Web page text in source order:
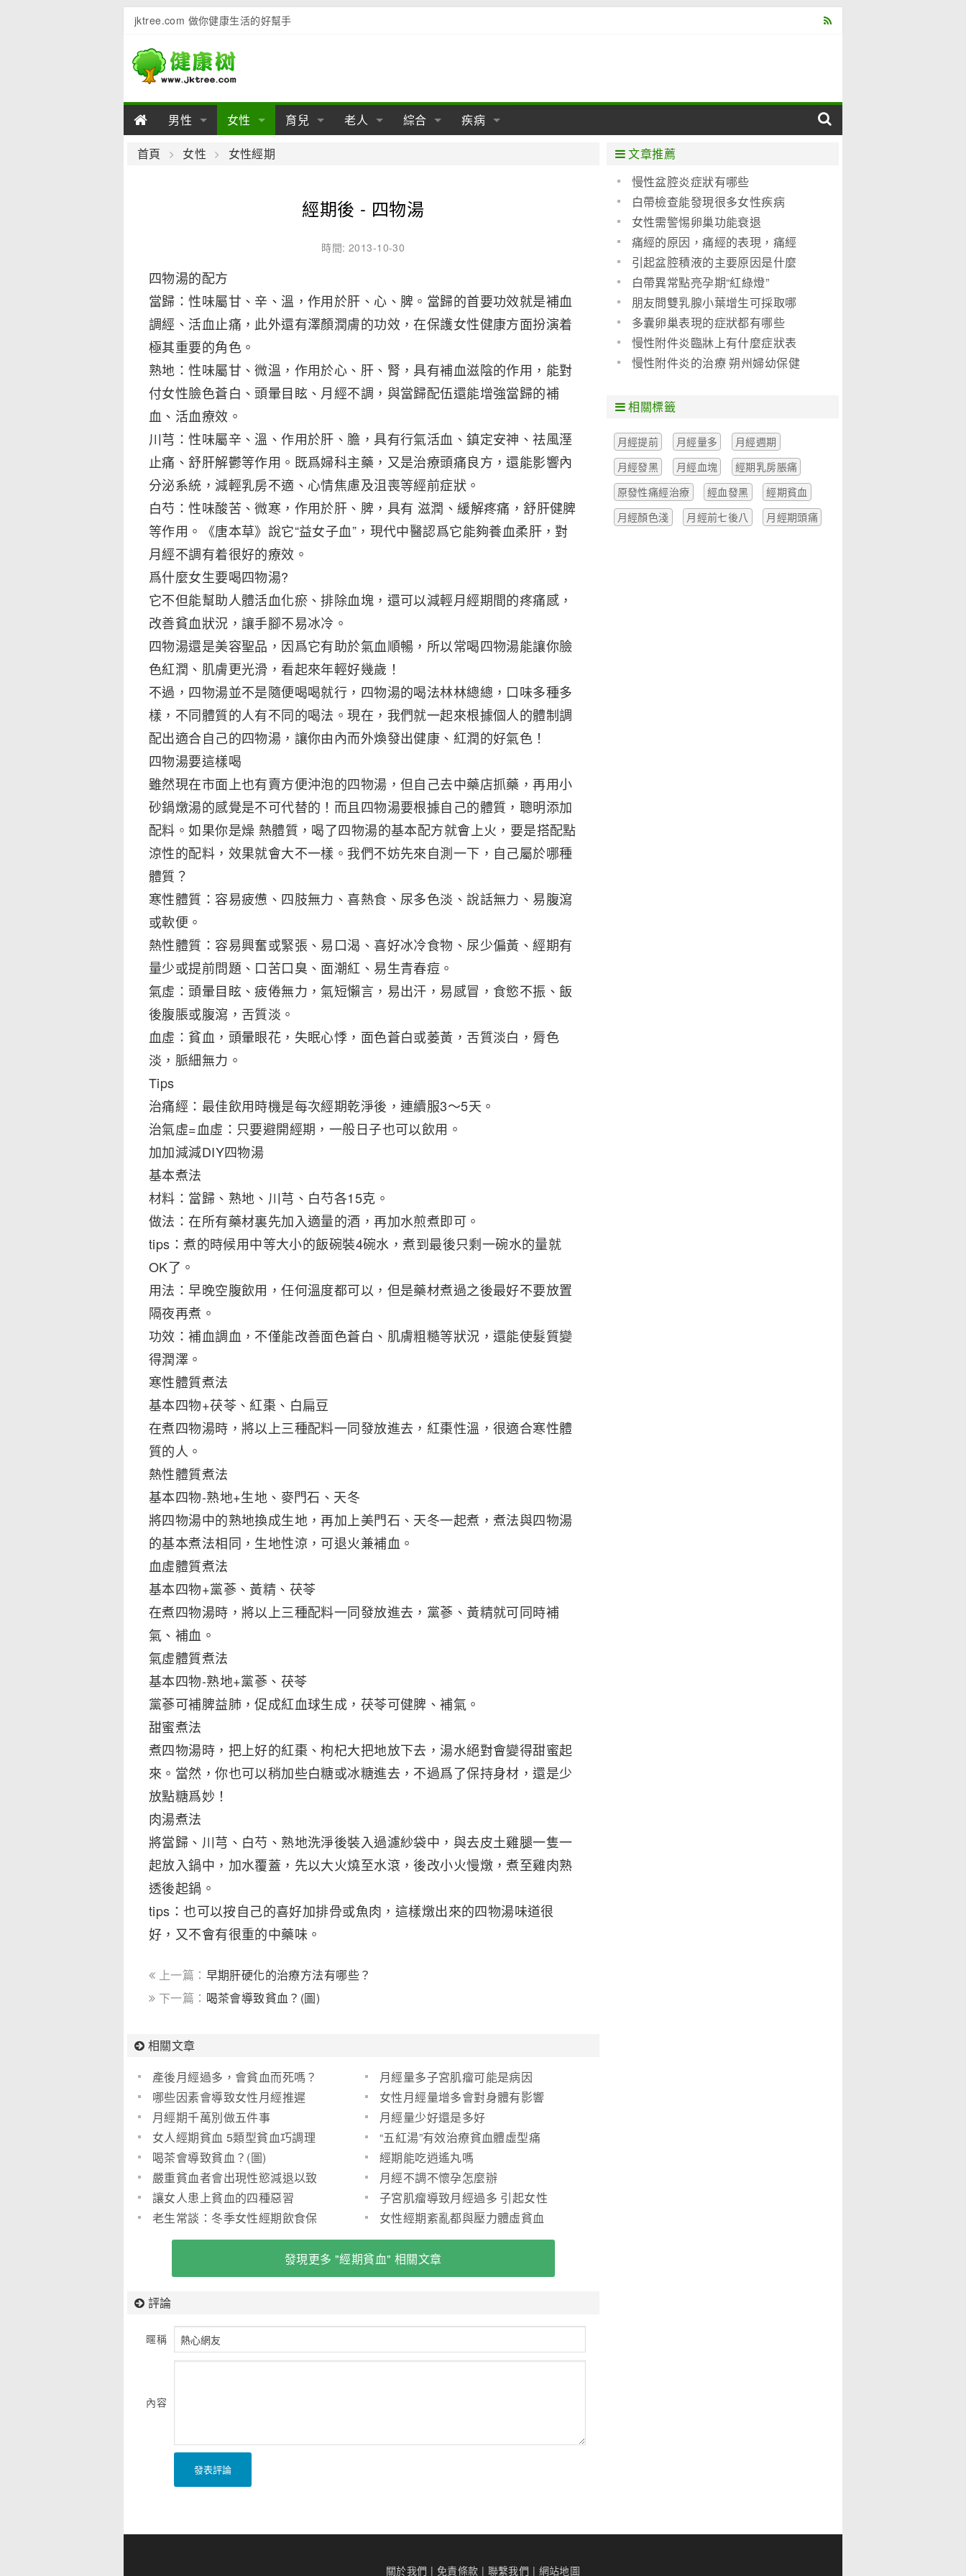
jktree.com 做你健康生活的好幫手
男性
男性陽痿
男性早泄
男性疾病
女性
女性乳房
女性生理 女性疾病
育兒
幼兒期
學前期 母嬰用品
老人
老人用品
老人護理
綜合
亞健康
疾病
肝病
泌尿科
心血管
口腔科
內科
首頁 女性 女性經期
經期後 - 四物湯
時間: 2013-10-30
四物湯的配方
當歸：性味屬甘、辛、溫，作用於肝、心、脾。當歸的首要功效就是補血
調經、活血止痛，此外還有澤顏潤膚的功效，在保護女性健康方面扮演着
極其重要的角色。
熟地：性味屬甘、微溫，作用於心、肝、腎，具有補血滋陰的作用，能對
付女性臉色蒼白、頭暈目眩、月經不調，與當歸配伍還能增強當歸的補
血、活血療效。
川芎：性味屬辛、溫、作用於肝、膽，具有行氣活血、鎮定安神、祛風溼
止痛、舒肝解鬱等作用。既爲婦科主藥，又是治療頭痛良方，還能影響內
分泌系統，減輕乳房不適、心情焦慮及沮喪等經前症狀。
白芍：性味酸苦、微寒，作用於肝、脾，具有 滋潤、緩解疼痛，舒肝健脾
等作用。《唐本草》說它“益女子血”，現代中醫認爲它能夠養血柔肝，對
月經不調有着很好的療效。
爲什麼女生要喝四物湯?
它不但能幫助人體活血化瘀、排除血塊，還可以減輕月經期間的疼痛感，
改善貧血狀況，讓手腳不易冰冷。
四物湯還是美容聖品，因爲它有助於氣血順暢，所以常喝四物湯能讓你臉
色紅潤、肌膚更光滑，看起來年輕好幾歲！
不過，四物湯並不是隨便喝喝就行，四物湯的喝法林林總總，口味多種多
樣，不同體質的人有不同的喝法。現在，我們就一起來根據個人的體制調
配出適合自己的四物湯，讓你由內而外煥發出健康、紅潤的好氣色！
四物湯要這樣喝
雖然現在市面上也有賣方便沖泡的四物湯，但自己去中藥店抓藥，再用小
砂鍋燉湯的感覺是不可代替的！而且四物湯要根據自己的體質，聰明添加
配料。如果你是燥 熱體質，喝了四物湯的基本配方就會上火，要是搭配點
涼性的配料，效果就會大不一樣。我們不妨先來自測一下，自己屬於哪種
體質？
寒性體質：容易疲憊、四肢無力、喜熱食、尿多色淡、說話無力、易腹瀉
或軟便。
熱性體質：容易興奮或緊張、易口渴、喜好冰冷食物、尿少偏黃、經期有
量少或提前問題、口苦口臭、面潮紅、易生青春痘。
氣虛：頭暈目眩、疲倦無力，氣短懶言，易出汗，易感冒，食慾不振、飯
後腹脹或腹瀉，舌質淡。
血虛：貧血，頭暈眼花，失眠心悸，面色蒼白或萎黃，舌質淡白，脣色
淡，脈細無力。
Tips
治痛經：最佳飲用時機是每次經期乾淨後，連續服3～5天。
治氣虛=血虛：只要避開經期，一般日子也可以飲用。
加加減減DIY四物湯
基本煮法
材料：當歸、熟地、川芎、白芍各15克。
做法：在所有藥材裏先加入適量的酒，再加水煎煮即可。
tips：煮的時候用中等大小的飯碗裝4碗水，煮到最後只剩一碗水的量就
OK了。
用法：早晚空腹飲用，任何溫度都可以，但是藥材煮過之後最好不要放置
隔夜再煮。
功效：補血調血，不僅能改善面色蒼白、肌膚粗糙等狀況，還能使髮質變
得潤澤。
寒性體質煮法
基本四物+茯苓、紅棗、白扁豆
在煮四物湯時，將以上三種配料一同發放進去，紅棗性溫，很適合寒性體
質的人。
熱性體質煮法
基本四物-熟地+生地、麥門石、天冬
將四物湯中的熟地換成生地，再加上美門石、天冬一起煮，煮法與四物湯
的基本煮法相同，生地性涼，可退火兼補血。
血虛體質煮法
基本四物+黨蔘、黃精、茯苓
在煮四物湯時，將以上三種配料一同發放進去，黨蔘、黃精就可同時補
氣、補血。
氣虛體質煮法
基本四物-熟地+黨蔘、茯苓
黨蔘可補脾益肺，促成紅血球生成，茯苓可健脾、補氣。
甜蜜煮法
煮四物湯時，把上好的紅棗、枸杞大把地放下去，湯水絕對會變得甜蜜起
來。當然，你也可以稍加些白糖或冰糖進去，不過爲了保持身材，還是少
放點糖爲妙！
肉湯煮法
將當歸、川芎、白芍、熟地洗淨後裝入過濾紗袋中，與去皮土雞腿一隻一
起放入鍋中，加水覆蓋，先以大火燒至水滾，後改小火慢燉，煮至雞肉熟
透後起鍋。
tips：也可以按自己的喜好加排骨或魚肉，這樣燉出來的四物湯味道很
好，又不會有很重的中藥味。
上一篇： 早期肝硬化的治療方法有哪些？
下一篇： 喝茶會導致貧血？(圖)
相關文章
產後月經過多，會貧血而死嗎？
月經量多子宮肌瘤可能是病因
哪些因素會導致女性月經推遲
呢？
女性月經量增多會對身體有影響
嗎
月經期千萬別做五件事
月經量少好還是多好
女人經期貧血 5類型貧血巧調理
“五紅湯”有效治療貧血體虛型痛
經 （給你找的）(圖)
喝茶會導致貧血？(圖)
經期能吃逍遙丸嗎
嚴重貧血者會出現性慾減退以致
不孕
月經不調不懷孕怎麼辦
讓女人患上貧血的四種惡習
子宮肌瘤導致月經過多 引起女性
貧血需重視
老生常談：冬季女性經期飲食保
女性經期紊亂都與壓力體虛貧血
有關(圖)
發現更多 "經期貧血" 相關文章
評論
暱稱
內容
發表評論
文章推薦
慢性盆腔炎症狀有哪些
白帶檢查能發現很多女性疾病
女性需警惕卵巢功能衰退
痛經的原因，痛經的表現，痛經
的鑑別
引起盆腔積液的主要原因是什麼
白帶異常點亮孕期“紅綠燈”
朋友問雙乳腺小葉增生可採取哪
些防治措施
多囊卵巢表現的症狀都有哪些
慢性附件炎臨牀上有什麼症狀表
現
慢性附件炎的治療 朔州婦幼保健
相關標籤
月經提前 月經量多
月經週期
月經發黑
月經血塊
經期乳房脹痛
原發性痛經治療
經血發黑
經期貧血
月經顏色淺
月經前七後八 月經期頭痛
關於我們 | 免責條款 | 聯繫我們 | 網站地圖